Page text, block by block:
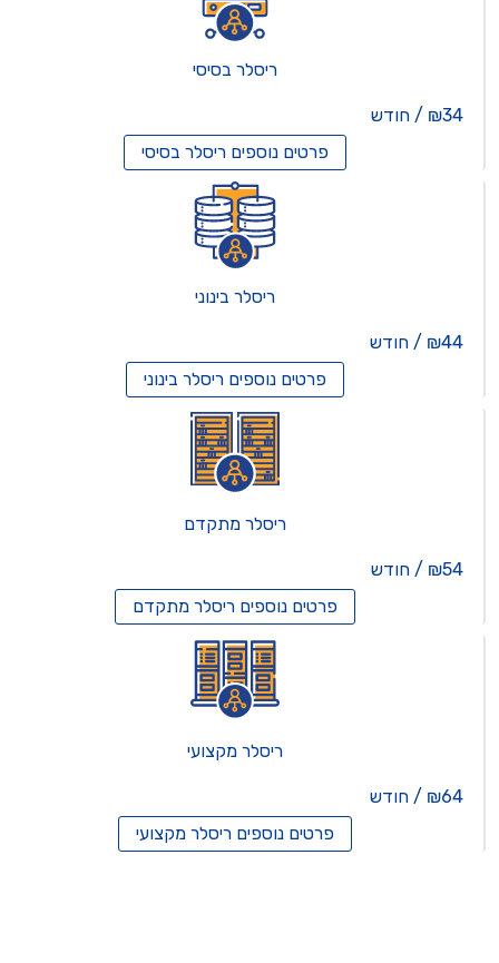
ריסלר בסיסי
₪34 / חודש
פרטים נוספיםריסלר בסיסי
ריסלר בינוני
₪44 / חודש
פרטים נוספיםריסלר בינוני
ריסלר מתקדם
₪54 / חודש
פרטים נוספיםריסלר מתקדם
ריסלר מקצועי
₪64 / חודש
פרטים נוספיםריסלר מקצועי